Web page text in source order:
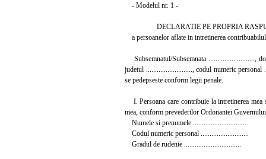
- Modelul nr. 1 -
DECLARATIE PE PROPRIA
a persoanelor aflate in intretinerea
Subsemnatul/Subsemnata ..........................,
judetul .........................., codul numeric personal
se pedepseste conform legii penale.
I. Persoana care contribuie la intretinerea mea
mea, conform prevederilor Ordonantei
Numele si prenumele ..............................
Codul numeric personal ...........................
Gradul de rudenie ................................